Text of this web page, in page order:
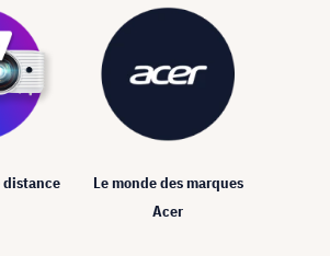
distance
Le monde des marques
Acer